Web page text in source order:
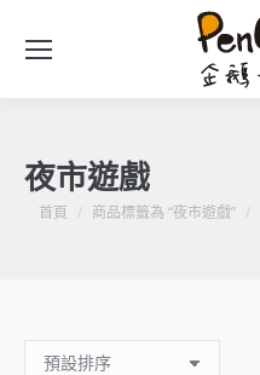
夜市遊戲
您在這裡：
首頁 商品標籤為 “夜市遊戲”